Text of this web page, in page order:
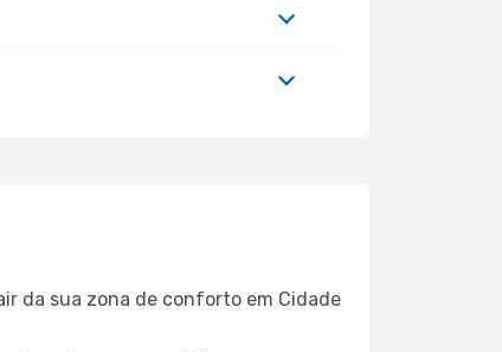
da sua zona de conforto em Cidade